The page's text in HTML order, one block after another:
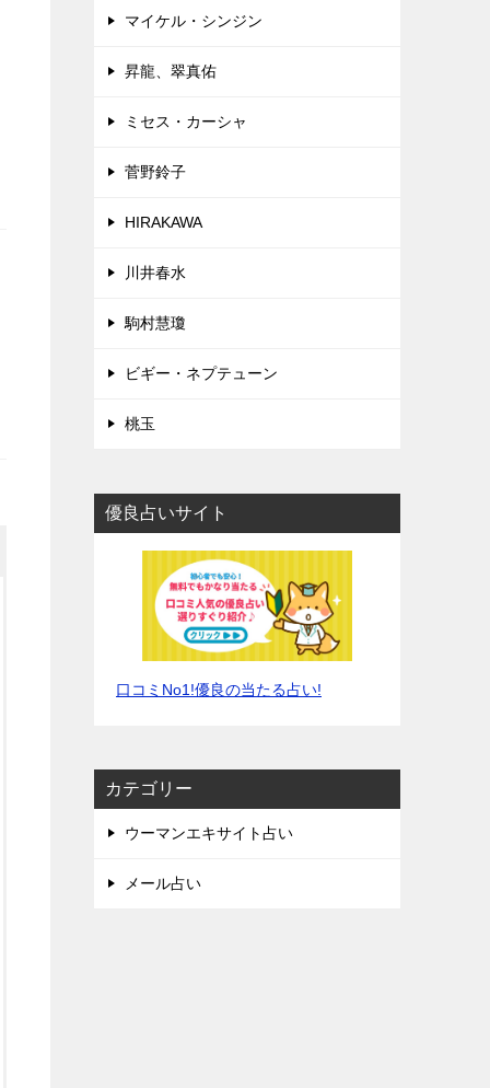
マイケル・シンジン
昇龍、翠真佑
ミセス・カーシャ
菅野鈴子
HIRAKAWA
川井春水
駒村慧瓊
ビギー・ネプテューン
桃玉
優良占いサイト
口コミNo1!優良の当たる占い!
カテゴリー
ウーマンエキサイト占い
メール占い